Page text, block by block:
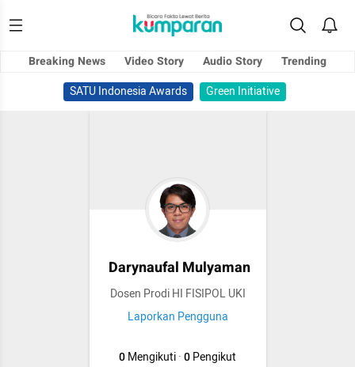
Breaking News Video Story Audio Story
Trending
SATU Indonesia Awards
Green Initiative
Darynaufal Mulyaman
Dosen Prodi HI FISIPOL UKI
Laporkan Pengguna
0Mengikuti·0Pengikut